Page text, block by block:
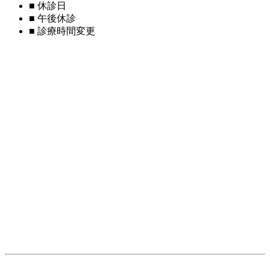
■ 休診日
■ 午後休診
■ 診療時間変更